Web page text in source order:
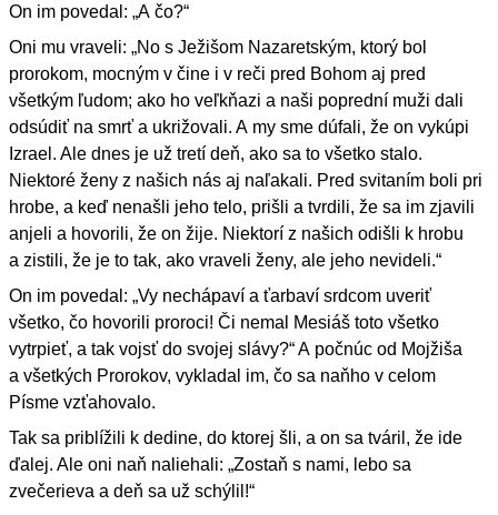
On im povedal: „A čo?“
Oni mu vraveli: „No s Ježišom Nazaretským, ktorý bol
prorokom, mocným v čine i v reči pred Bohom aj pred
všetkým ľudom; ako ho veľkňazi a naši poprední muži dali
odsúdiť na smrť a ukrižovali. A my sme dúfali, že on vykúpi
Izrael. Ale dnes je už tretí deň, ako sa to všetko stalo.
Niektoré ženy z našich nás aj naľakali. Pred svitaním boli pri
hrobe, a keď nenašli jeho telo, prišli a tvrdili, že sa im zjavili
anjeli a hovorili, že on žije. Niektorí z našich odišli k hrobu
a zistili, že je to tak, ako vraveli ženy, ale jeho nevideli.“
On im povedal: „Vy nechápaví a ťarbaví srdcom uveriť
všetko, čo hovorili proroci! Či nemal Mesiáš toto všetko
vytrpieť, a tak vojsť do svojej slávy?“ A počnúc od Mojžiša
a všetkých Prorokov, vykladal im, čo sa naňho v celom
Písme vzťahovalo.
Tak sa priblížili k dedine, do ktorej šli, a on sa tváril, že ide
ďalej. Ale oni naň naliehali: „Zostaň s nami, lebo sa
zvečerieva a deň sa už schýlil!“